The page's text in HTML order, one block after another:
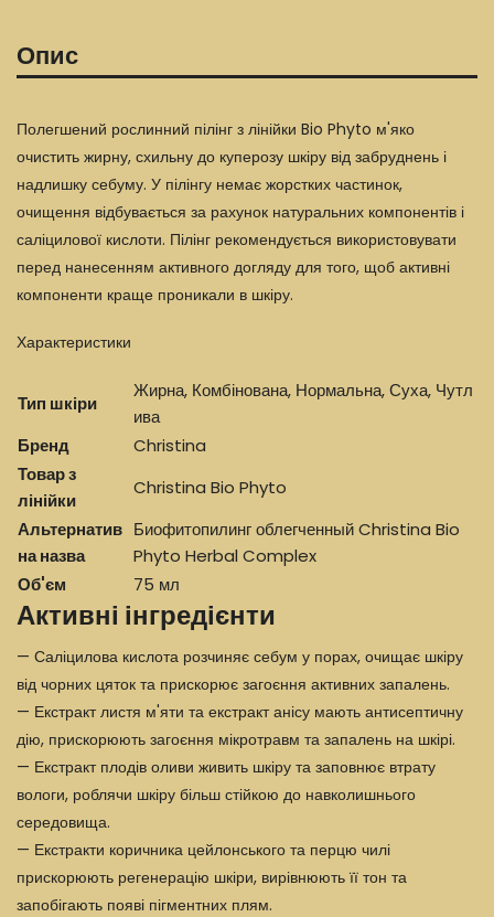
Опис
Полегшений рослинний пілінг з лінійки Bio Phyto м'яко
очистить жирну, схильну до куперозу шкіру від забруднень і
надлишку себуму. У пілінгу немає жорстких частинок,
очищення відбувається за рахунок натуральних компонентів і
саліцилової кислоти. Пілінг рекомендується використовувати
перед нанесенням активного догляду для того, щоб активні
компоненти краще проникали в шкіру.
Характеристики
Тип шкіри
Жирна, Комбінована, Нормальна, Суха, Чутл
ива
Бренд
Christina
Товар з
лінійки
Christina Bio Phyto
Альтернатив
на назва
Биофитопилинг облегченный Christina Bio
Phyto Herbal Complex
Об'єм
75 мл
Активні інгредієнти
— Саліцилова кислота розчиняє себум у порах, очищає шкіру
від чорних цяток та прискорює загоєння активних запалень.
— Екстракт листя м'яти та екстракт анісу мають антисептичну
дію, прискорюють загоєння мікротравм та запалень на шкірі.
— Екстракт плодів оливи живить шкіру та заповнює втрату
вологи, роблячи шкіру більш стійкою до навколишнього
середовища.
— Екстракти коричника цейлонського та перцю чилі
прискорюють регенерацію шкіри, вирівнюють її тон та
запобігають появі пігментних плям.